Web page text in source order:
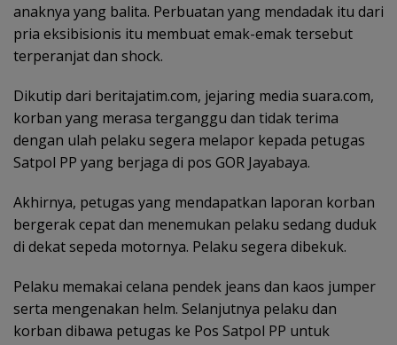
anaknya yang balita. Perbuatan yang mendadak itu dari
pria eksibisionis itu membuat emak-emak tersebut
terperanjat dan shock.
Dikutip dari beritajatim.com, jejaring media suara.com,
korban yang merasa terganggu dan tidak terima
dengan ulah pelaku segera melapor kepada petugas
Satpol PP yang berjaga di pos GOR Jayabaya.
Akhirnya, petugas yang mendapatkan laporan korban
bergerak cepat dan menemukan pelaku sedang duduk
di dekat sepeda motornya. Pelaku segera dibekuk.
Pelaku memakai celana pendek jeans dan kaos jumper
serta mengenakan helm. Selanjutnya pelaku dan
korban dibawa petugas ke Pos Satpol PP untuk